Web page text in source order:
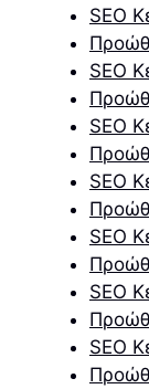
SEO
SEO
SEO
SEO
SEO
SEO
SEO